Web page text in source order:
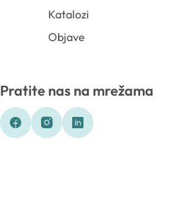
Katalozi
Objave
Pratite nas na mrežama